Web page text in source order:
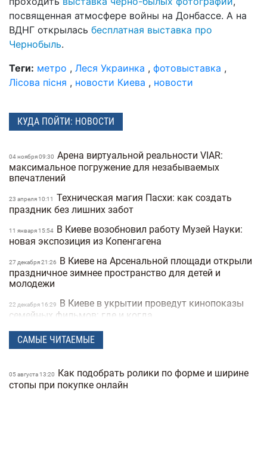
посвященная атмосфере войны на Донбассе. А на
ВДНГ открылась бесплатная выставка про
Чернобыль.
Теги: метро , Леся Украинка , фотовыставка ,
Лісова пісня , новости Киева , новости
КУДА ПОЙТИ: НОВОСТИ
04 ноября 09:30 Арена виртуальной реальности VIAR:
максимальное погружение для незабываемых
впечатлений
23 апреля 10:11
Техническая магия Пасхи: как создать
праздник без лишних забот
11 января 15:54 В Киеве возобновил работу Музей Науки:
новая экспозиция из Копенгагена
27 декабря 21:26
В Киеве на Арсенальной площади открыли
праздничное зимнее пространство для детей и
молодежи
22 декабря 16:29
В Киеве в укрытии проведут кинопоказы
семейных фильмов: где и когда
12 декабря 20:02 "Зимова Країна" в Киеве на ВДНГ: локации
и цены 2022-2023 годов
лучших мероприятий
САМЫЕ ЧИТАЕМЫЕ
05 августа 13:20
Как подобрать ролики по форме и ширине
стопы при покупке онлайн